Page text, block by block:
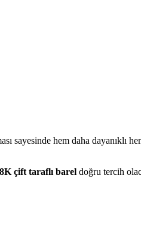
hem daha dayanıklı
çift taraflı barel doğru tercih